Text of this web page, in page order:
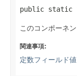
public static
このコンポーネ
関連事項:
定数フィールド値